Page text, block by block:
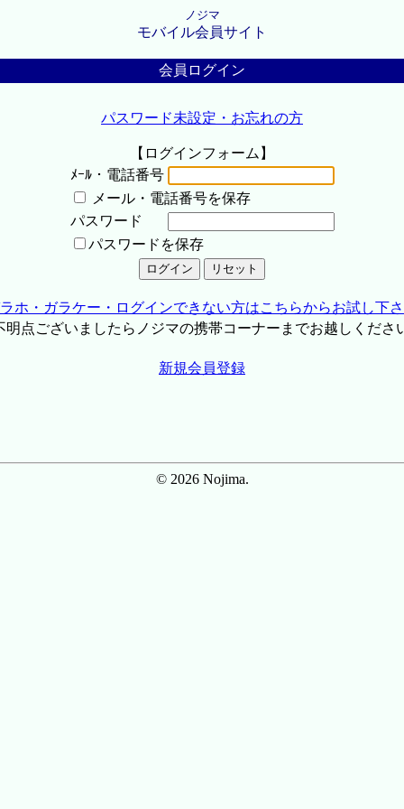
ノジマ
モバイル会員サイト
会員ログイン
パスワード未設定・お忘れの方
【ログインフォーム】
ﾒｰﾙ・電話番号
メール・電話番号を保存
パスワード
パスワードを保存
ホ・ガラケー・ログインできない方はこちらからお試し下
点ございましたらノジマの携帯コーナーまでお越しくださ
新規会員登録
© 2026 Nojima.